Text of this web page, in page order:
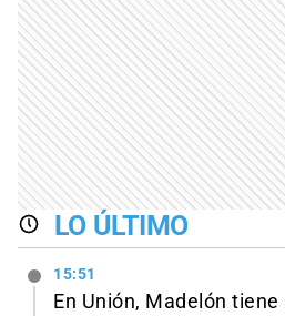
LO ÚLTIMO
15:51
En Unión, Madelón